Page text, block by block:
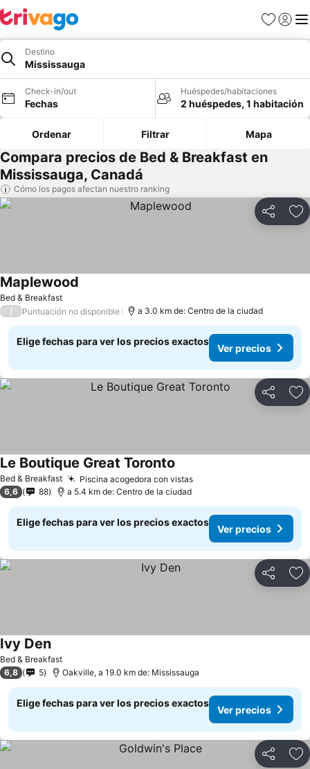
Favoritos
Iniciar
Destino
Mississauga
Check-in/out
Fechas
Huéspedes/habitaciones
2 huéspedes, 1 habitación
Ordenar Filtrar Mapa
Compara precios de Bed & Breakfast en
Mississauga, Canadá
Cómo los pagos afectan nuestro ranking
Compartir
Bed & Breakfast
Maplewood
/ Puntuación no disponible a 3.0 km de: Centro de la ciudad
Elige fechas para ver los precios exactos
Ver precios
Compartir
Bed & Breakfast Piscina acogedora con vistas
Le Boutique Great Toronto
6,6 88 a 5.4 km de: Centro de la ciudad
Elige fechas para ver los precios exactos
Ver precios
Compartir
Bed & Breakfast
Ivy Den
6,8 5 Oakville, a 19.0 km de: Mississauga
Elige fechas para ver los precios exactos
Ver precios
Compartir